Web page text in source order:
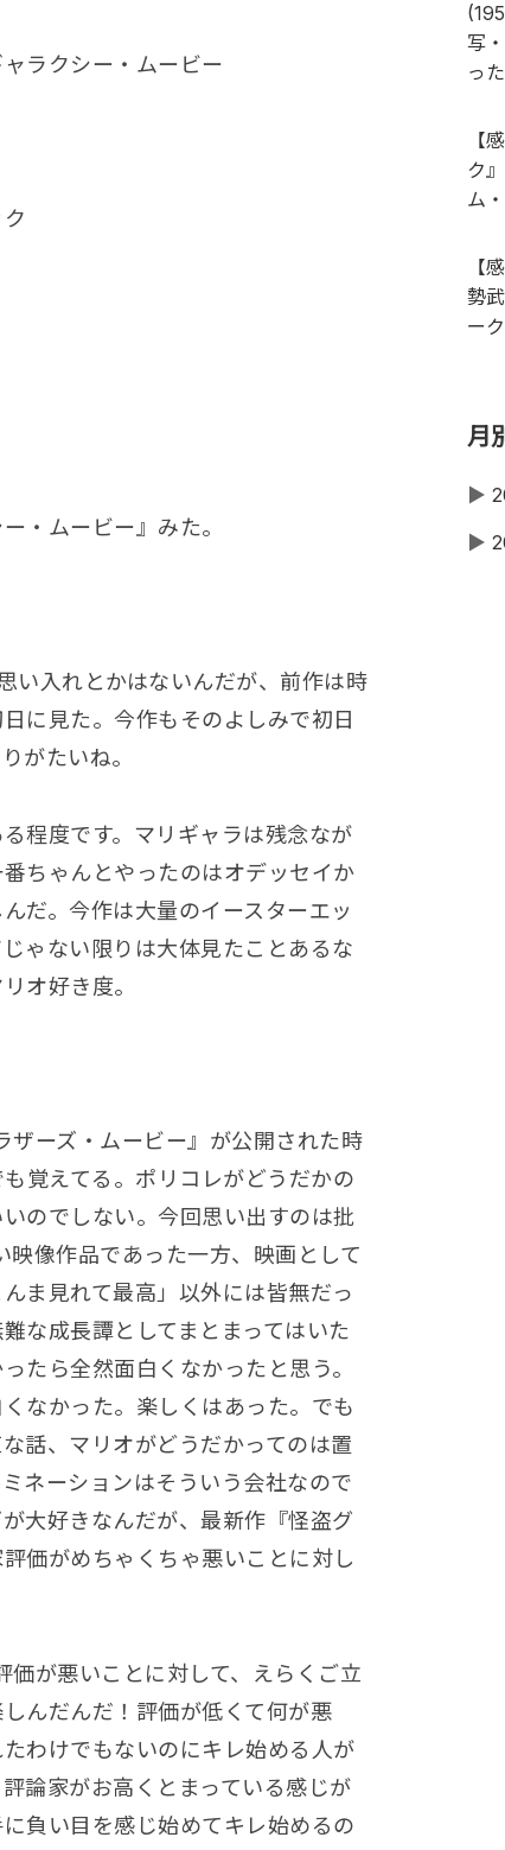
ラクシー・ムービー
・ムービー』みた。
い入れとかはないんだが、前作は時
に見た。今作もそのよしみで初日
がたいね。
程度です。マリギャラは残念なが
ちゃんとやったのはオデッセイか
だ。今作は大量のイースターエッ
ゃない限りは大体見たことあるな
オ好き度。
ザーズ・ムービー』が公開された時
覚えてる。ポリコレがどうだかの
のでしない。今回思い出すのは批
映像作品であった一方、映画として
ま見れて最高」以外には皆無だっ
な成長譚としてまとまってはいた
たら全然面白くなかったと思う。
なかった。楽しくはあった。でも
話、マリオがどうだかってのは置
ネーションはそういう会社なので
大好きなんだが、最新作『怪盗グ
価がめちゃくちゃ悪いことに対し
価が悪いことに対して、えらくご立
んだんだ！評価が低くて何が悪
わけでもないのにキレ始める人が
論家がお高くとまっている感じが
負い目を感じ始めてキレ始めるの
写
っ
【
ク
ム
【
勢
ー
月
▶
▶